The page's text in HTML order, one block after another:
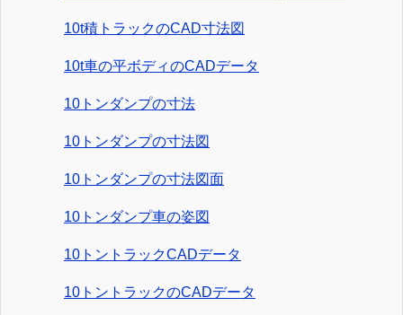
10t積トラックのCAD寸法図
10t車の平ボディのCADデータ
10トンダンプの寸法
10トンダンプの寸法図
10トンダンプの寸法図面
10トンダンプ車の姿図
10トントラックCADデータ
10トントラックのCADデータ